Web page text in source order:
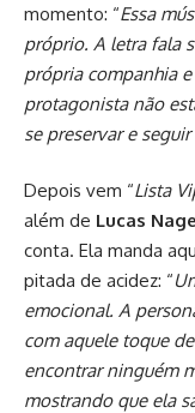
momento: “Essa
próprio. A letra fala
própria companhia
protagonista não
se preservar e
Depois vem “Lista
além de Lucas
conta. Ela manda
pitada de acidez: “
emocional. A
com aquele toque
encontrar ninguém
mostrando que ela